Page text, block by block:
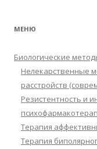
МЕНЮ
Биологические
Нелекарственные
расстройств
Резистентность и
Терапия
Терапия